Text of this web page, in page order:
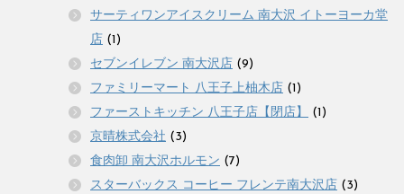
サーティワンアイスクリーム 南大沢 イトーヨーカ堂
店 (1)
セブンイレブン 南大沢店 (9)
ファミリーマート 八王子上柚木店 (1)
ファーストキッチン 八王子店【閉店】
(1)
京晴株式会社 (3)
食肉卸 南大沢ホルモン (7)
スターバックス コーヒー フレンテ南大沢店 (3)